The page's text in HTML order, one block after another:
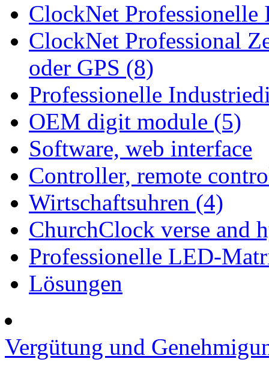
ClockNet Professionelle
ClockNet Professional
oder GPS (8)
Professionelle
OEM digit module (5)
Software, web interface
Controller, remote
Wirtschaftsuhren (4)
ChurchClock verse and
Professionelle LED-
Lösungen
Vergütung und